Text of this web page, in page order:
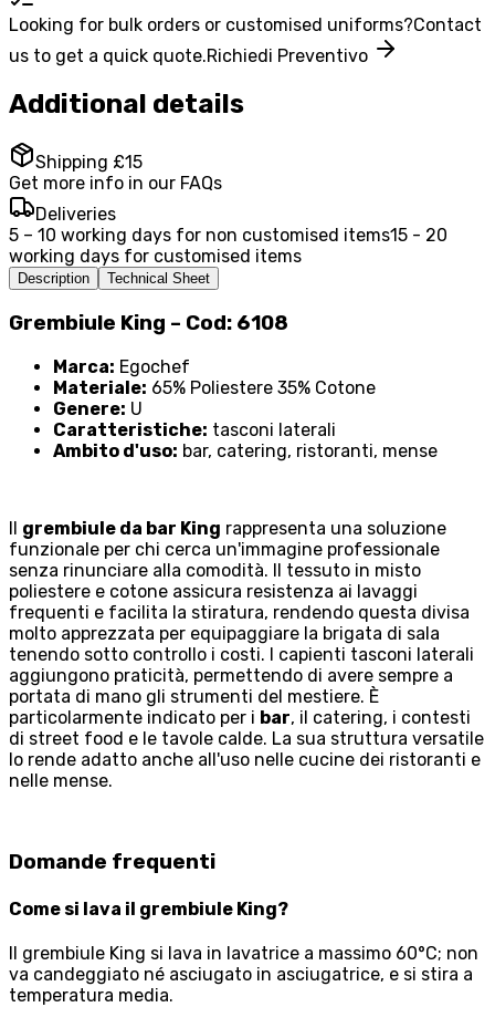
Looking for bulk orders or customised uniforms?Contact
us to get a quick quote.Richiedi Preventivo
Additional details
Shipping £15
Get more info in our FAQs
Deliveries
5 – 10 working days for non customised items15 - 20
working days for customised items
Description Technical Sheet
Grembiule King – Cod: 6108
Marca: Egochef
Materiale: 65% Poliestere 35% Cotone
Genere: U
Caratteristiche: tasconi laterali
Ambito d'uso: bar, catering, ristoranti, mense
Il grembiule da bar King rappresenta una soluzione
funzionale per chi cerca un'immagine professionale
senza rinunciare alla comodità. Il tessuto in misto
poliestere e cotone assicura resistenza ai lavaggi
frequenti e facilita la stiratura, rendendo questa divisa
molto apprezzata per equipaggiare la brigata di sala
tenendo sotto controllo i costi. I capienti tasconi laterali
aggiungono praticità, permettendo di avere sempre a
portata di mano gli strumenti del mestiere. È
particolarmente indicato per i bar, il catering, i contesti
di street food e le tavole calde. La sua struttura versatile
lo rende adatto anche all'uso nelle cucine dei ristoranti e
nelle mense.
Domande frequenti
Come si lava il grembiule King?
Il grembiule King si lava in lavatrice a massimo 60°C; non
va candeggiato né asciugato in asciugatrice, e si stira a
temperatura media.